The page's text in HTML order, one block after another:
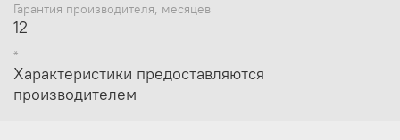
Гарантия производителя, месяцев
12
*
Характеристики предоставляются
производителем